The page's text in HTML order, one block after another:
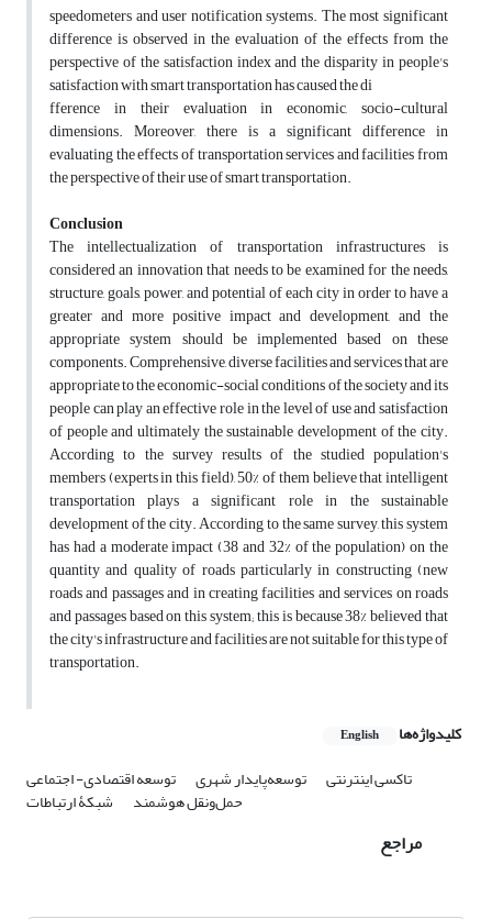
speedometers and user notification systems. The most significant
difference is observed in the evaluation of the effects from the
perspective of the satisfaction index and the disparity in people's
satisfaction with smart transportation has caused the di
fference in their evaluation in economic, socio-cultural
dimensions. Moreover, there is a significant difference in
evaluating the effects of transportation services and facilities from
the perspective of their use of smart transportation.
Conclusion
The intellectualization of transportation infrastructures is
considered an innovation that needs to be examined for the needs,
structure, goals, power, and potential of each city in order to have a
greater and more positive impact and development, and the
appropriate system should be implemented based on these
components. Comprehensive, diverse facilities and services that are
appropriate to the economic-social conditions of the society and its
people can play an effective role in the level of use and satisfaction
of people and ultimately the sustainable development of the city.
According to the survey results of the studied population's
members (experts in this field), 50% of them believe that intelligent
transportation plays a significant role in the sustainable
development of the city. According to the same survey, this system
has had a moderate impact (38 and 32% of the population) on the
quantity and quality of roads particularly in constructing (new
roads and passages and in creating facilities and services on roads
and passages based on this system; this is because 38% believed that
the city's infrastructure and facilities are not suitable for this type of
transportation.
کلیدواژه‌ها English
تاکسی اینترنتی توسعه‌پایدار شهری توسعه اقتصادی- اجتماعی
حمل‌ونقل هوشمند شبکۀ ارتباطات
مراجع